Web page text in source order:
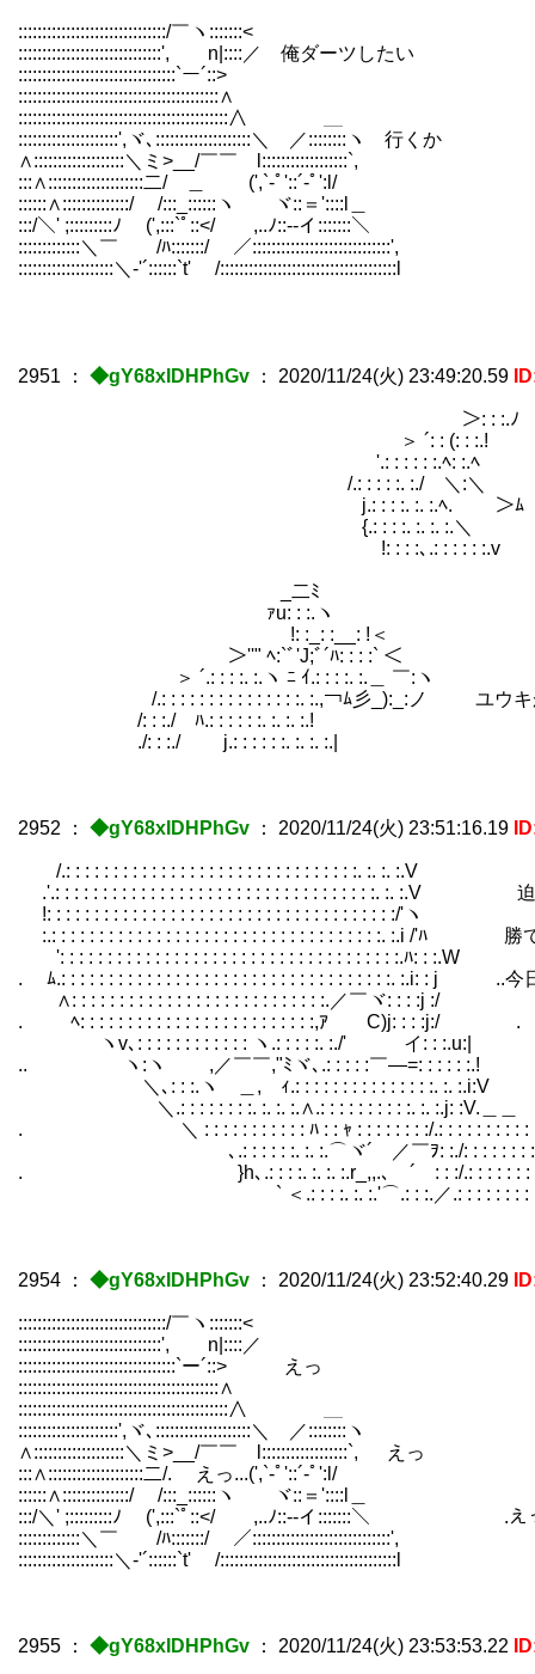
:::::::::::::::::::::::::::::::/￣ヽ
::::::::::::::::::::::::::::::', n|::::／ 俺ダーツし
:::::::::::::::::::::::::::::::::`ー´::> ',ﾂ
::::::::::::::::::::::::::::::::::::::::::∧
::::::::::::::::::::::::::::::::::::::::::::∧ ＿ ,.-‐-
:::::::::::::::::::::',ヾ､::::::::::::::::::::＼ ／::::::::ヽ 行
∧:::::::::::::::::::＼ミ>__/￣￣ l::::::::::::::::::`,
:::∧::::::::::::::::::::二/ ＿ (',`-ﾟ'::´-ﾟ':l/ i:-
::::::∧::::::::::::::/ /:::_::::::ヽ ヾ::＝'::::l＿ ＼::＝
:::/＼' ;:::::::::ﾉ (',:::`ﾟ::</ ,..ﾉ::--イ:::::::＼
:::::::::::::＼￣ /ﾊ:::::::/ ／:::::::::::::::::::::::::::::', _／
::::::::::::::::::::＼‐'´::::::`t' /:::::::::::::::::::::::::::::::::::::l /
2951 ： ◆gY68xIDHPhGv ： 2020/11/24(火) 23:49:20.59
＞: : :.ﾉ
＞ ´: : (: : :.! 最近彼女が
'.: : : : : :.ﾍ: :.ﾍ
/.: : : : :. :./ ＼:＼
j.: : : :. :. :.ﾍ. ＞ﾑ
{.: : : :. :. :. :.＼ 騎士「聞い
!: : : :､.: : : : : :.v
_二ﾐ
ｧu: : :.ヽ でも相手してく
!: :_: :__: !＜
＞''" ﾍ:`ﾞ'J;ﾞ´ﾊ: : : :` ＜ 騎士「お前
＞ ´.: : : :. :.ヽ ﾆ ｲ.: : : :. :.＿ ￣:ヽ
/.: : : : : : : : : : : : : : :. :.,￢ﾑ彡_):_:ノ ユウキがデ
/: : :./￣ﾊ.: : : : : :. :. :. :.! ￣
./: : :./ j.: : : : : :. :. :. :.| （お前負
2952 ： ◆gY68xIDHPhGv ： 2020/11/24(火) 23:51:16.19
/.: : : : : : : : : : : : : : : : : : : : : : : : : : : : : : :. :. :. :.V
.'.: : : : : : : : : : : : : : : : : : : : : : : : : : : : : : : : : :. :. :.V 迫
!: : : : : : : : : : : : : : : : : : : : : : : : : : : : : : : : : : : : :/'ヽ
:.: : : : : : : : : : : : : : : : : : : : : : : : : : : : : : : : : : :. :.i /'ﾊ 勝
': : : : : : : : : : : : : : : : : : : : : : : : : : : : : : : : : : : :.ﾊ: : :.W
. ﾑ.: : : : : : : : : : : : : : : : : : : : : : : : : : : : : : : : : : :. :.i: : j ..
∧: : : : : : : : : : : : : : : : : : : : : : : : : : :.／￣ヾ: : : :j :/
. ﾍ: : : : : : : : : : : : : : : : : : : : : : : : :,ｱ C)j: : :
ヽv､: : : : : : : : : : : : ヽ.: : : : :. :./' イ: : :.u:|
.. ヽ:ヽ ,／￣￣,"ﾐヾ､.: : : : :￣―=: : : : : :.!
＼､: : :.ヽ ＿,ゝｨ.: : : : : : : : : : : : : : :. :. :.i:V
＼.: : : : : : : :. :. :. :.∧.: : : : : : : : : :. :.
. ＼ : : : : : : : : : : : ﾊ : : ｬ : : : : : : : :/.: : : : : : : : : : : : : :
､.: : : : : :. :. :.⌒ヾ´ ／￣ｦ: :./: : : : : : : : : : : : : : :
. }h､.: : : :. :. :. :.r_,,.､ ´￣: : :/.: : : : : : : : : : : : : : :
` ＜.: : : :. :. :.'⌒.: : :.／.: : : : : : : : : : : : : : : : : :
2954 ： ◆gY68xIDHPhGv ： 2020/11/24(火) 23:52:40.29
:::::::::::::::::::::::::::::::/￣ヽ:::::::<
::::::::::::::::::::::::::::::', n|::::／
:::::::::::::::::::::::::::::::::`ー´::> えっ ',ﾂ
::::::::::::::::::::::::::::::::::::::::::∧
::::::::::::::::::::::::::::::::::::::::::::∧ ＿ ,.-‐-
:::::::::::::::::::::',ヾ､::::::::::::::::::::＼ ／::::::::
∧:::::::::::::::::::＼ミ>__/￣￣ l::::::::::::::::::`, えっ
:::∧::::::::::::::::::::二/. えっ...(',`-ﾟ'::´-ﾟ':l/
::::::∧::::::::::::::/ /:::_::::::ヽ ヾ::＝'::::l＿ ＼::
:::/＼' ;:::::::::ﾉ (',:::`ﾟ::</ ,..ﾉ::--イ:::::::＼ .えっ
:::::::::::::＼￣ /ﾊ:::::::/ ／:::::::::::::::::::::::::::::', _／
::::::::::::::::::::＼‐'´::::::`t' /:::::::::::::::::::::::::::::::::::::l /
2955 ： ◆gY68xIDHPhGv ： 2020/11/24(火) 23:53:53.22